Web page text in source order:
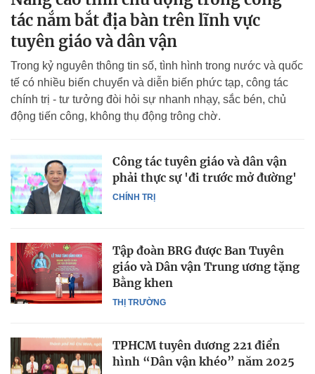
tác nắm bắt địa bàn trên lĩnh vực
tuyên giáo và dân vận
Trong kỷ nguyên thông tin số, tình hình trong nước và quốc
tế có nhiều biến chuyển và diễn biến phức tạp, công tác
chính trị - tư tưởng đòi hỏi sự nhanh nhạy, sắc bén, chủ
động tiến công, không thụ động trông chờ.
CHÍNH TRỊ
Công tác tuyên giáo và dân vận
phải thực sự 'đi trước mở đường'
THỊ TRƯỜNG
Tập đoàn BRG được Ban Tuyên
giáo và Dân vận Trung ương tặng
Bằng khen
TPHCM tuyên dương 221 điển
hình “Dân vận khéo” năm 2025